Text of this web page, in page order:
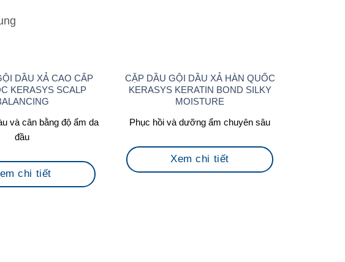
DẦU XẢ CAO CẤP
KERASYS SCALP
và cân bằng độ ẩm da
đầu
chi tiết
CẶP DẦU GỘI DẦU XẢ HÀN QUỐC
KERASYS KERATIN BOND SILKY
MOISTURE
Phục hồi và dưỡng ẩm chuyên sâu
Xem chi tiết